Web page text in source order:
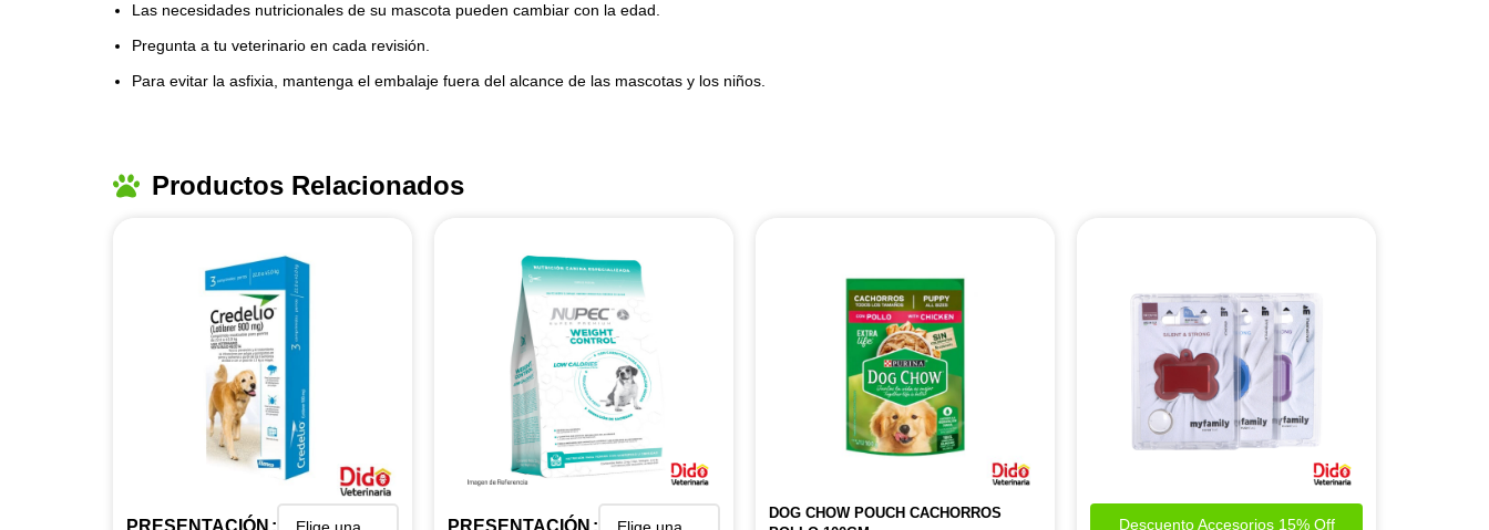
Las necesidades nutricionales de su mascota pueden cambiar con la edad.
Pregunta a tu veterinario en cada revisión.
Para evitar la asfixia, mantenga el embalaje fuera del alcance de las mascotas y los niños.
Productos Relacionados
PRESENTACIÓN PRESENTACIÓN
DOG CHOW POUCH CACHORROS
Descuento Accesorios 15% Off